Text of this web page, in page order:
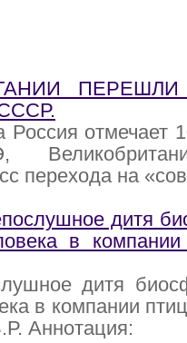
Россия отмечает
перехода на
дитя
в
дитя
в компании
Аннотация: